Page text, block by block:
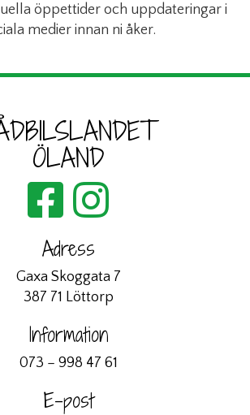
öppettider och uppdateringar i
medier innan ni åker.
ÖLAND
Adress
Gaxa Skoggata 7
387 71 Löttorp
Information
073 – 998 47 61
E-post